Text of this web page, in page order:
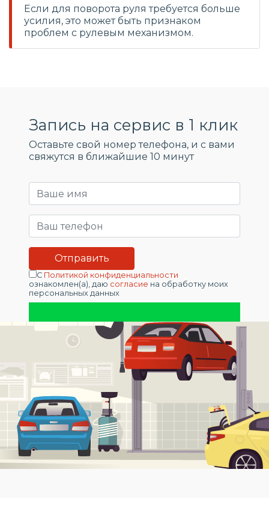
Если для поворота руля требуется больше
усилия, это может быть признаком
проблем с рулевым механизмом.
Запись на сервис в 1 клик
Оставьте свой номер телефона, и c вами
свяжутся в ближайшие 10 минут
С Политикой конфиденциальности
ознакомлен(а), даю согласие на обработку моих
персональных данных